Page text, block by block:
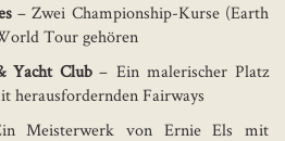
– Zwei Championship-Kurse (Earth
Tour gehören
Yacht Club – Ein malerischer Platz
herausfordernden Fairways
Meisterwerk von Ernie Els mit